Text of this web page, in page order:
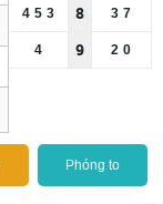
4 5 3 8 3 7
4 9 2 0
Phóng to